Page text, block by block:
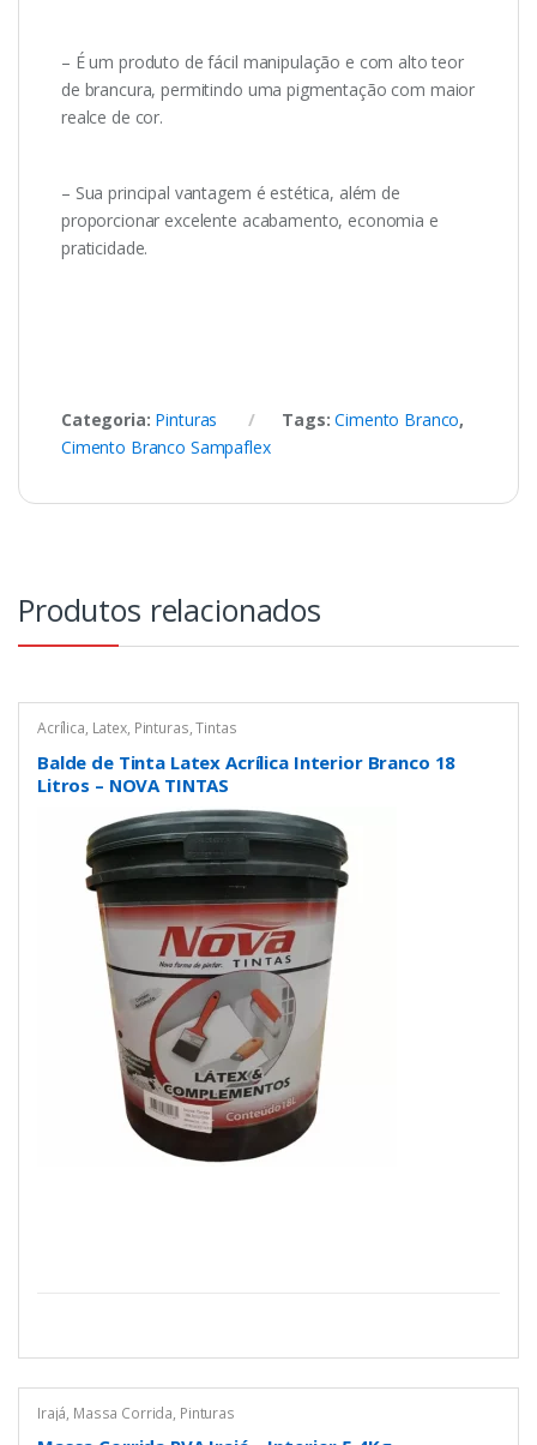
– É um produto de fácil manipulação e com alto teor
de brancura, permitindo uma pigmentação com maior
realce de cor.
– Sua principal vantagem é estética, além de
proporcionar excelente acabamento, economia e
praticidade.
Categoria: Pinturas Tags:Cimento Branco,
Cimento Branco Sampaflex
Produtos relacionados
Acrílica, Latex, Pinturas,Tintas
Balde de Tinta Latex Acrílica Interior Branco 18
Litros – NOVA TINTAS
Irajá, Massa Corrida, Pinturas